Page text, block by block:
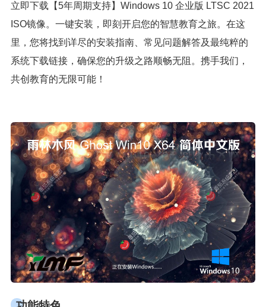
立即下载【5年周期支持】Windows 10 企业版 LTSC 2021
ISO镜像。一键安装，即刻开启您的智慧教育之旅。在这
里，您将找到详尽的安装指南、常见问题解答及最纯粹的
系统下载链接，确保您的升级之路顺畅无阻。携手我们，
共创教育的无限可能！